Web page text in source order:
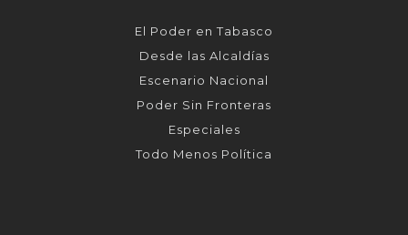
El Poder en Tabasco
Desde las Alcaldías
Escenario Nacional
Poder Sin Fronteras
Especiales
Todo Menos Política